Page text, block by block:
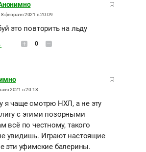
февраля 2021 в 20:09
это повторить на льду
0
2021 в 20:18
я чаще смотрю НХЛ, а не эту
с этими позорными
всё по честному, такого
увидишь. Играют настоящие
эти уфимские балерины.